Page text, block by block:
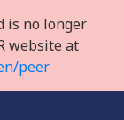
is no longer
website at
peer